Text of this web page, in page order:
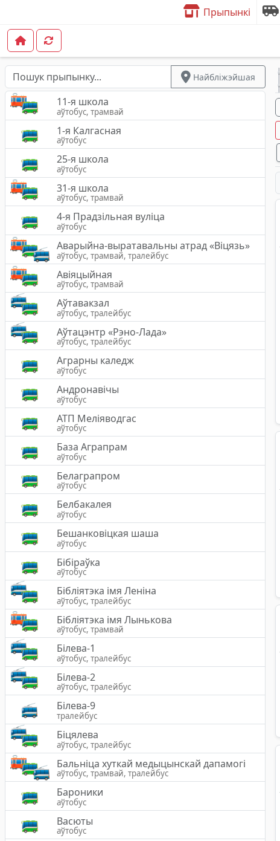
Прыпынкі
Найбліжэйшая
11-я школа
аўтобус, трамвай
1-я Калгасная
аўтобус
25-я школа
аўтобус
31-я школа
аўтобус, трамвай
4-я Прадзільная вуліца
аўтобус
Аварыйна-выратавальны атрад «Вiцязь»
аўтобус, трамвай, тралейбус
Авіяцыйная
аўтобус, трамвай
Аўтавакзал
аўтобус, тралейбус
Аўтацэнтр «Рэно-Лада»
аўтобус, тралейбус
Аграрны каледж
аўтобус
Андронавічы
аўтобус
АТП Меліяводгас
аўтобус
База Аграпрам
аўтобус
Белаграпром
аўтобус
Белбакалея
аўтобус
Бешанковіцкая шаша
аўтобус
Бібіраўка
аўтобус
Бібліятэка імя Леніна
аўтобус, тралейбус
Бібліятэка імя Лынькова
аўтобус, трамвай
Білева-1
аўтобус, тралейбус
Білева-2
аўтобус, тралейбус
Білева-9
тралейбус
Біцялева
аўтобус, тралейбус
Бальніца хуткай медыцынскай дапамогі
аўтобус, трамвай, тралейбус
Бароники
аўтобус
Васюты
аўтобус